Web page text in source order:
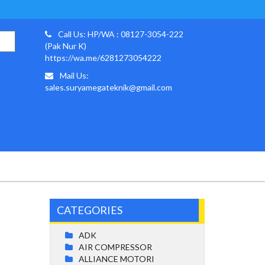
Call Us: HP/WA : 08127-3054-222
(Pak Nur K)
https://wa.me/6281273054222
Mail Us:
sales.suryamegateknik@gmail.com
CATEGORIES
ADK
AIR COMPRESSOR
ALLIANCE MOTORI